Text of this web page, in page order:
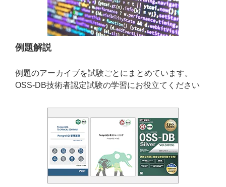
例題解説
例題のアーカイブを試験ごとにまとめています。
OSS-DB技術者認定試験の学習にお役立てください